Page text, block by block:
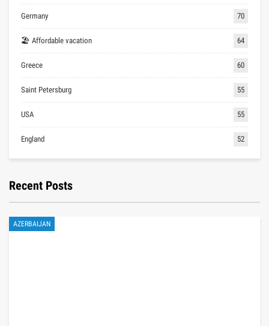
Germany 70
🏖 Affordable vacation 64
Greece 60
Saint Petersburg 55
USA 55
England 52
Recent Posts
AZERBAIJAN